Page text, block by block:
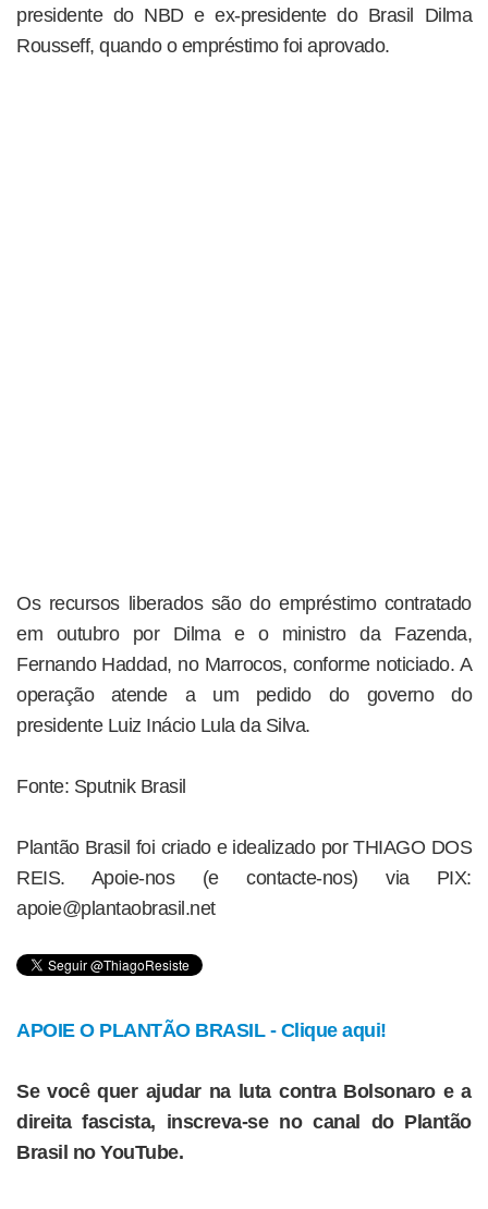
presidente do NBD e ex-presidente do Brasil Dilma
Rousseff, quando o empréstimo foi aprovado.
Os recursos liberados são do empréstimo contratado
em outubro por Dilma e o ministro da Fazenda,
Fernando Haddad, no Marrocos, conforme noticiado. A
operação atende a um pedido do governo do
presidente Luiz Inácio Lula da Silva.
Fonte: Sputnik Brasil
Plantão Brasil foi criado e idealizado por THIAGO DOS
REIS. Apoie-nos (e contacte-nos) via PIX:
apoie@plantaobrasil.net
APOIE O PLANTÃO BRASIL - Clique aqui!
Se você quer ajudar na luta contra Bolsonaro e a
direita fascista, inscreva-se no canal do Plantão
Brasil no YouTube.